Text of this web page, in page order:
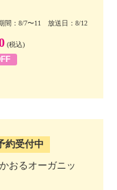
間：8/7〜11 放送日：8/12
(税込)
約受付中
おるオーガニッ